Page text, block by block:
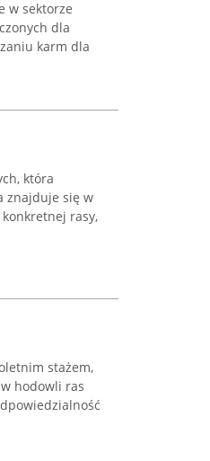
w sektorze
dla
karm dla
która
znajduje się w
rasy,
stażem,
hodowli ras